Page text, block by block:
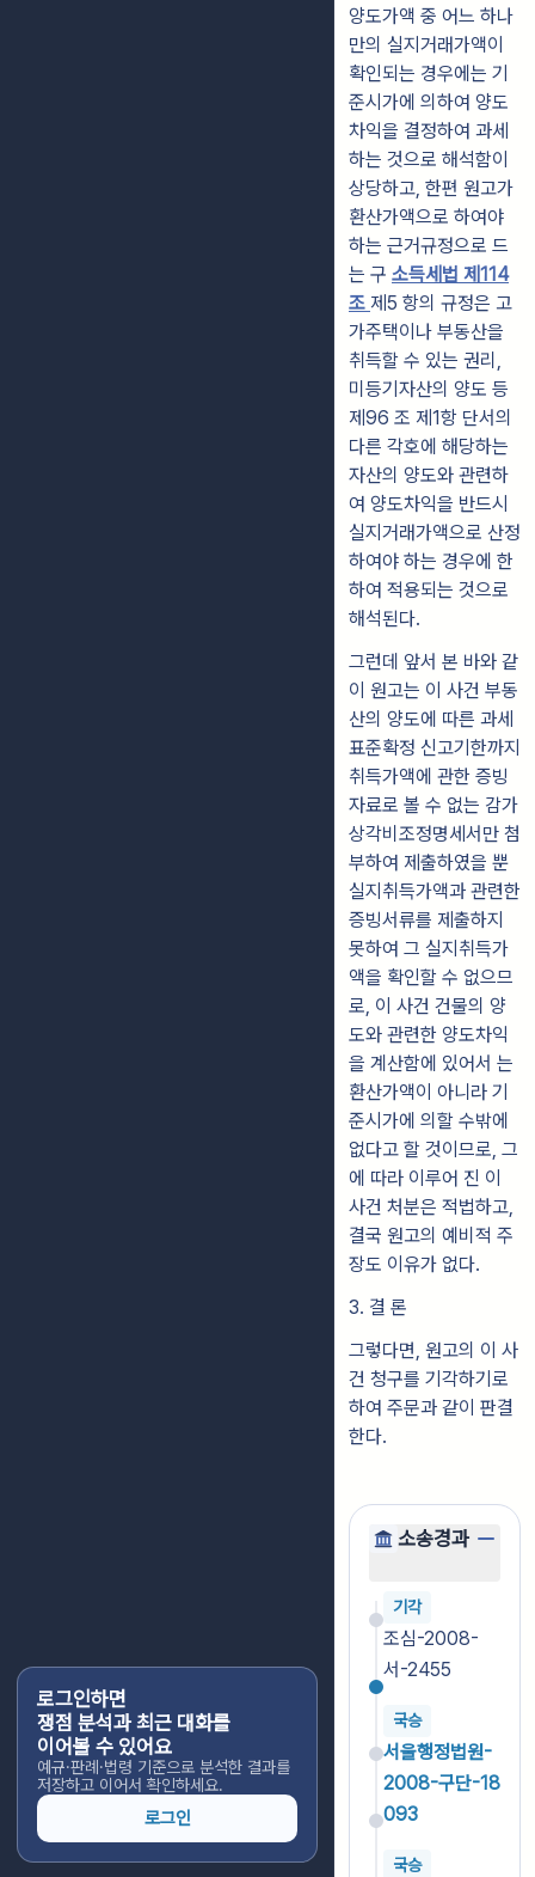
로그인하면
쟁점 분석과 최근 대화를
이어볼 수 있어요
예규·판례·법령 기준으로 분석한 결과를
저장하고 이어서 확인하세요.
로그인
양도가액 중 어느 하나
만의 실지거래가액이
확인되는 경우에는 기
준시가에 의하여 양도
차익을 결정하여 과세
하는 것으로 해석함이
상당하고, 한편 원고가
환산가액으로 하여야
하는 근거규정으로 드
는 구 소득세법 제114
조 제5 항의 규정은 고
가주택이나 부동산을
취득할 수 있는 권리,
미등기자산의 양도 등
제96 조 제1항 단서의
다른 각호에 해당하는
자산의 양도와 관련하
여 양도차익을 반드시
실지거래가액으로 산정
하여야 하는 경우에 한
하여 적용되는 것으로
해석된다.
그런데 앞서 본 바와 같
이 원고는 이 사건 부동
산의 양도에 따른 과세
표준확정 신고기한까지
취득가액에 관한 증빙
자료로 볼 수 없는 감가
상각비조정명세서만 첨
부하여 제출하였을 뿐
실지취득가액과 관련한
증빙서류를 제출하지
못하여 그 실지취득가
액을 확인할 수 없으므
로, 이 사건 건물의 양
도와 관련한 양도차익
을 계산함에 있어서 는
환산가액이 아니라 기
준시가에 의할 수밖에
없다고 할 것이므로, 그
에 따라 이루어 진 이
사건 처분은 적법하고,
결국 원고의 예비적 주
장도 이유가 없다.
3. 결 론
그렇다면, 원고의 이 사
건 청구를 기각하기로
하여 주문과 같이 판결
한다.
소송경과
기각
조심-2008-
서-2455
국승
서울행정법원-
2008-구단-18
093
국승